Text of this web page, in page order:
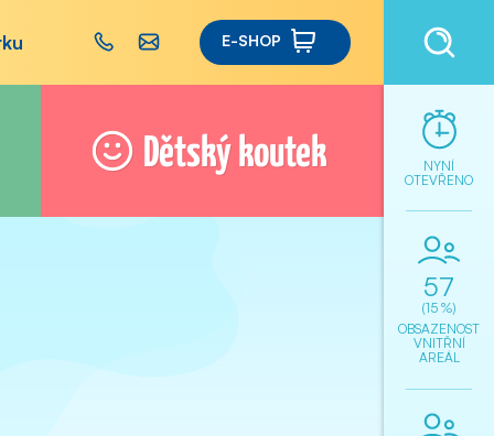
E-SHOP
Dětský koutek
NYNÍ
OTEVŘENO
57
(15 %)
OBSAZENOST
VNITŘNÍ
AREÁL